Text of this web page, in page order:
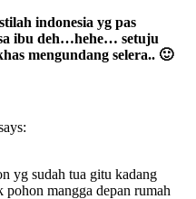
indonesia yg pas
ibu deh…hehe… setuju
mengundang selera.. 🙂
yg sudah tua gitu kadang
mangga depan rumah